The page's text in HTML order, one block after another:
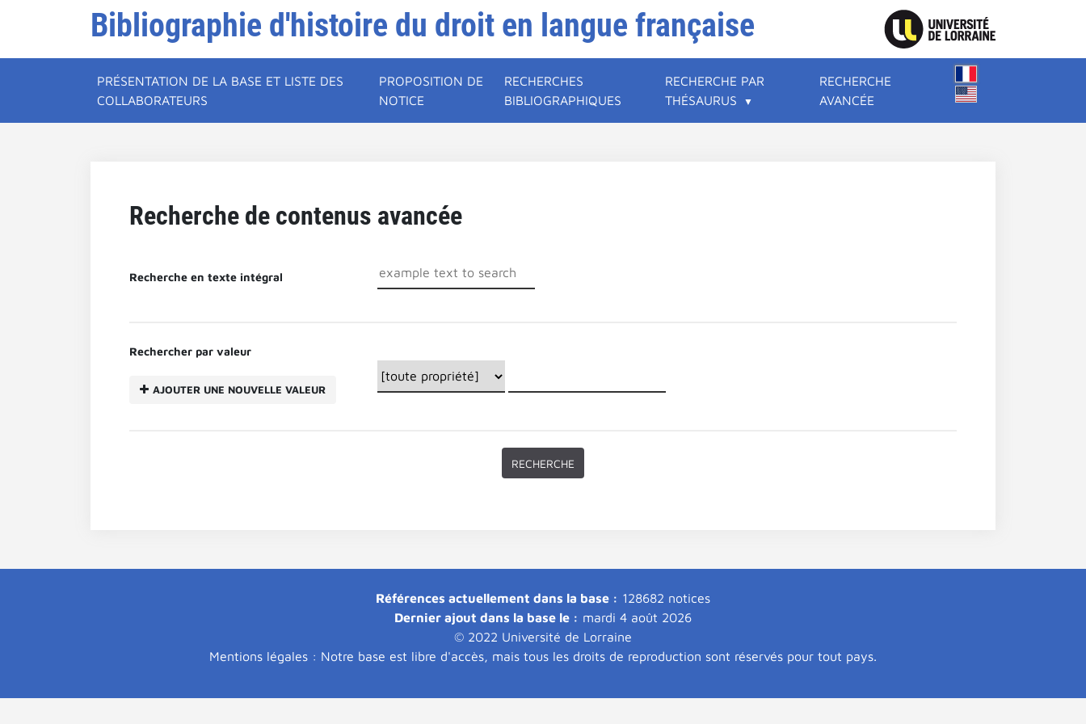
Bibliographie d'histoire du droit en langue française
PRÉSENTATION DE LA BASE ET LISTE DES
COLLABORATEURS
PROPOSITION DE
NOTICE
RECHERCHES
BIBLIOGRAPHIQUES
RECHERCHE PAR
THÉSAURUS
RECHERCHE
AVANCÉE
Recherche de contenus avancée
Recherche en texte intégral
Rechercher par valeur
AJOUTER UNE NOUVELLE VALEUR
Références actuellement dans la base : 128682 notices
Dernier ajout dans la base le : mardi 4 août 2026
© 2022 Université de Lorraine
Mentions légales : Notre base est libre d'accès, mais tous les droits de reproduction sont réservés pour tout pays.